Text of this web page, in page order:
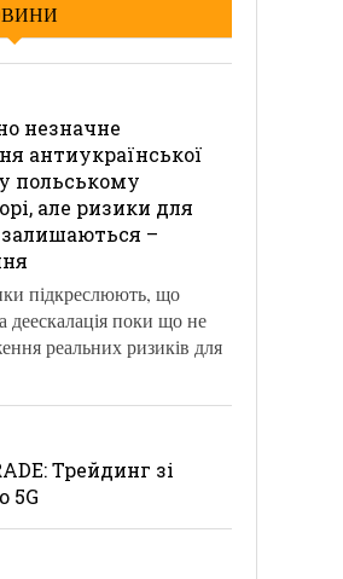
незначне
антиукраїнської
польському
але ризики для
залишаються –
підкреслюють, що
деескалація поки що не
реальних ризиків для
Трейдинг зі
5G